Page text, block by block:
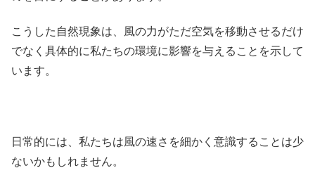
こうした自然現象は、風の力がただ空気を移動させるだけ
でなく具体的に私たちの環境に影響を与えることを示して
います。
日常的には、私たちは風の速さを細かく意識することは少
ないかもしれません。